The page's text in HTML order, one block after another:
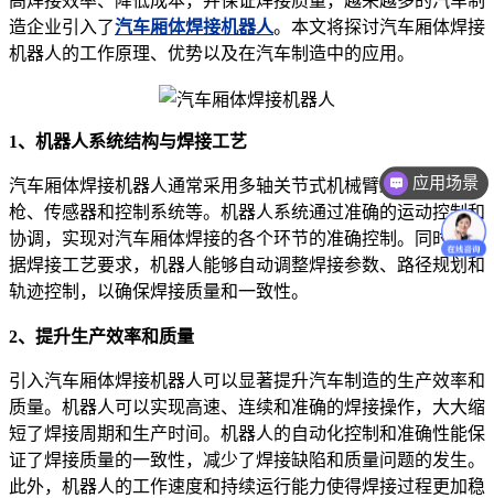
造企业引入了汽车厢体焊接机器人。本文将探讨汽车厢体焊接
机器人的工作原理、优势以及在汽车制造中的应用。
1、机器人系统结构与焊接工艺
汽车厢体焊接机器人通常采用多轴关节式机械臂结构，配备焊
枪、传感器和控制系统等。机器人系统通过准确的运动控制和
协调，实现对汽车厢体焊接的各个环节的准确控制。同时，根
据焊接工艺要求，机器人能够自动调整焊接参数、路径规划和
轨迹控制，以确保焊接质量和一致性。
2、提升生产效率和质量
引入汽车厢体焊接机器人可以显著提升汽车制造的生产效率和
质量。机器人可以实现高速、连续和准确的焊接操作，大大缩
短了焊接周期和生产时间。机器人的自动化控制和准确性能保
证了焊接质量的一致性，减少了焊接缺陷和质量问题的发生。
此外，机器人的工作速度和持续运行能力使得焊接过程更加稳
应用场景